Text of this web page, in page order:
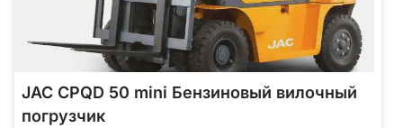
JAC CPQD 50 mini Бензиновый вилочный
погрузчик